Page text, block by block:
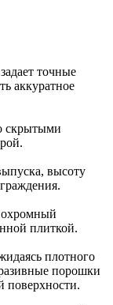
точные
аккуратное
скрытыми
высоту
плиткой.
плотного
порошки
поверхности.